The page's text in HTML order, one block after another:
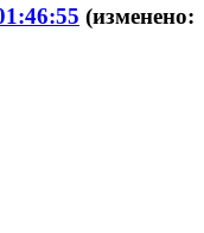
(изменено: